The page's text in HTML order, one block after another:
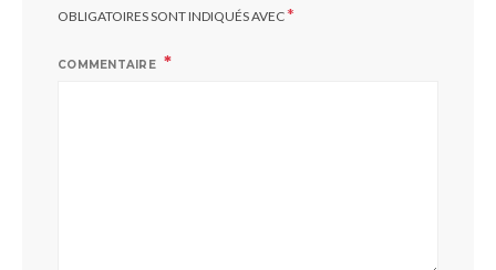
OBLIGATOIRES SONT INDIQUÉS AVEC*
COMMENTAIRE